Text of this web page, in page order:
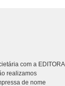
com a EDITORA
realizamos
de nome